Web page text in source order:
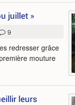
juillet »
9
redresser grâce
mouture
leurs